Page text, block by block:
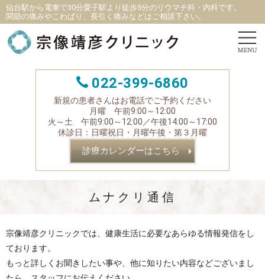
仙台駅から電車で30分愛子駅より徒歩5分の リウマチ科 ・ 内科です。
関節の痛みやこわばり、長引く痛みなどはご相談下さい。
022-399-6860
新規の患者さんはお電話でご予約ください
月曜 午前9:00～12:00
火～土 午前9:00～12:00／午後14:00～17:00
休診日：日曜祝日・月曜午後・第３月曜
診療カレンダーはこちら
ムナクリ通信
宗像靖彦クリニックでは、健康生活に必要なあらゆる情報発信をし
ております。
もっと詳しくお聞きしたい事や、他に知りたい内容などございまし